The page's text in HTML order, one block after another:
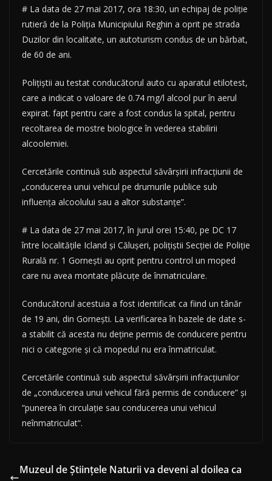
# La data de 27 mai 2017, ora 18:30, un echipaj de poliţie
rutieră de la Poliţia Municipiului Reghin a oprit pe strada
Duzilor din localitate, un autoturism condus de un bărbat,
de 60 de ani.
Poliţiştii au testat conducătorul auto cu aparatul etilotest,
care a indicat o valoare de 0.74 mg/l alcool pur în aerul
expirat. fapt pentru care a fost condus la spital, pentru
recoltarea de mostre biologice în vederea stabilirii
alcoolemiei.
Cercetările continuă sub aspectul săvârşirii infracţiunii de
„conducerea unui vehicul pe drumurile publice sub
influenţa alcoolului sau a altor substanţe”.
# La data de 27 mai 2017, în jurul orei 15:40, pe DC 17
între localităţile Icland şi Căluşeri, poliţiştii Secției de Poliție
Rurală nr. 1 Gorneşti au oprit pentru control un moped
care nu avea montate plăcuțe de înmatriculare.
Conducătorul acestuia a fost identificat ca fiind un tânăr
de 19 ani, din Gorneşti. La verificarea în bazele de date s-
a stabilit că acesta nu deține permis de conducere pentru
nici o categorie şi că mopedul nu era înmatriculat.
Cercetările continuă sub aspectul săvârşirii infracţiunilor
de „conducerea unui vehicul fără permis de conducere” şi
“punerea în circulaţie sau conducerea unui vehicul
neînmatriculat“.
Muzeul de Ştiinţele Naturii va deveni al doilea ca